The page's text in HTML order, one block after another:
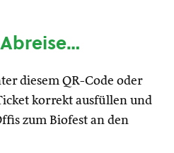
diesem QR-Code oder
korrekt ausfüllen und
zum Biofest an den